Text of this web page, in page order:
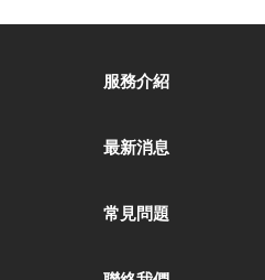
服務介紹
最新消息
常見問題